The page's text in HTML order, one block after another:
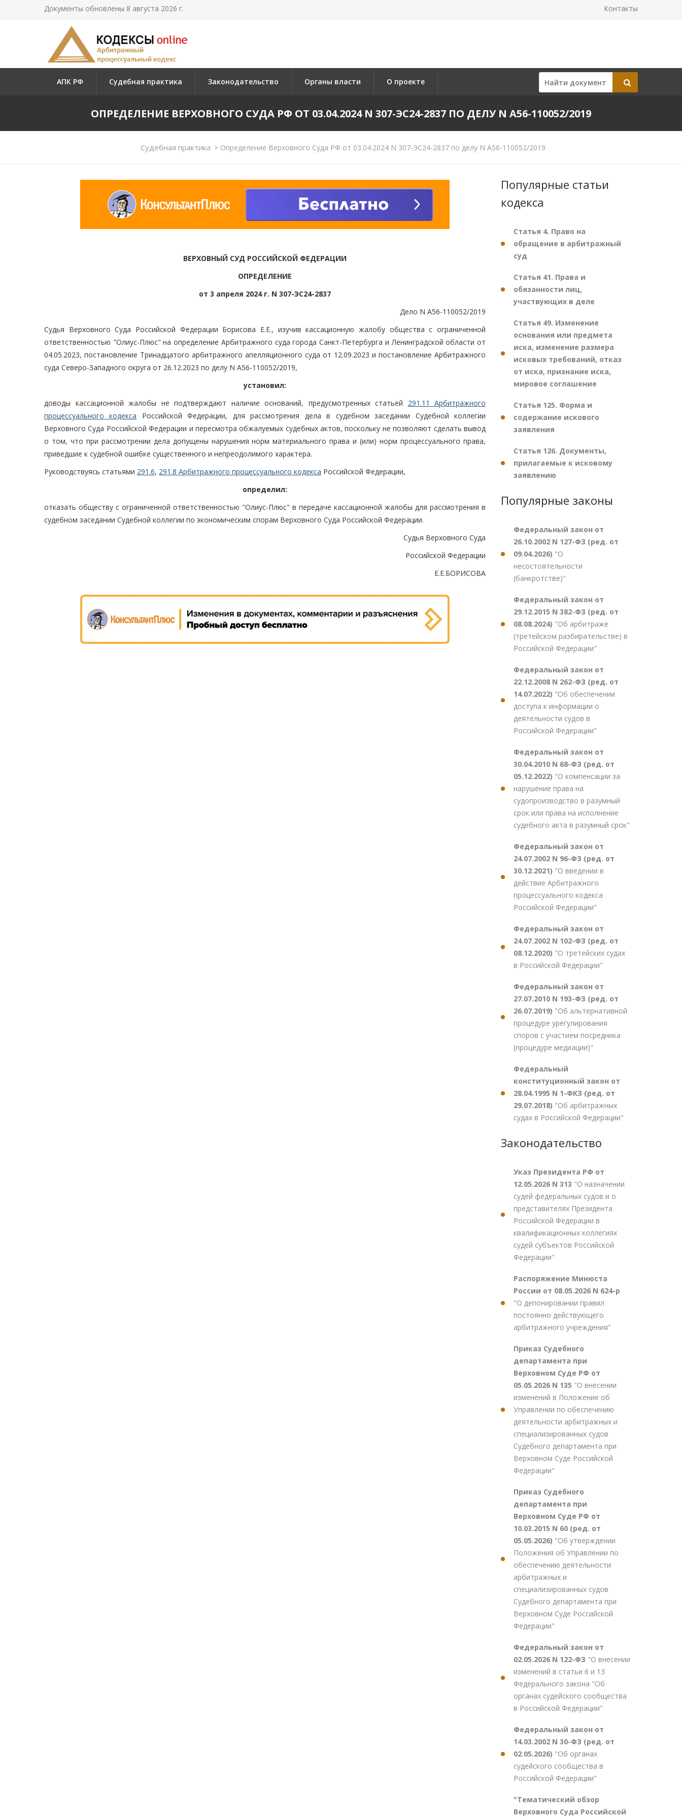
Документы обновлены 8 августа 2026 г. Контакты
АПК РФ Судебная практика Законодательство Органы власти О проекте
ОПРЕДЕЛЕНИЕ ВЕРХОВНОГО СУДА РФ ОТ 03.04.2024 N 307-ЭС24-2837 ПО ДЕЛУ N А56-110052/2019
Судебная практика >Определение Верховного Суда РФ от 03.04.2024 N 307-ЭС24-2837 по делу N А56-110052/2019
ВЕРХОВНЫЙ СУД РОССИЙСКОЙ ФЕДЕРАЦИИ
ОПРЕДЕЛЕНИЕ
от 3 апреля 2024 г. N 307-ЭС24-2837
Дело N А56-110052/2019
Судья Верховного Суда Российской Федерации Борисова Е.Е., изучив кассационную жалобу общества с ограниченной
ответственностью "Олиус-Плюс" на определение Арбитражного суда города Санкт-Петербурга и Ленинградской области от
04.05.2023, постановление Тринадцатого арбитражного апелляционного суда от 12.09.2023 и постановление Арбитражного
суда Северо-Западного округа от 26.12.2023 по делу N А56-110052/2019,
установил:
доводы кассационной жалобы не подтверждают наличие оснований, предусмотренных статьей 291.11 Арбитражного
процессуального кодекса Российской Федерации, для рассмотрения дела в судебном заседании Судебной коллегии
Верховного Суда Российской Федерации и пересмотра обжалуемых судебных актов, поскольку не позволяют сделать вывод
о том, что при рассмотрении дела допущены нарушения норм материального права и (или) норм процессуального права,
приведшие к судебной ошибке существенного и непреодолимого характера.
Руководствуясь статьями 291.6, 291.8 Арбитражного процессуального кодекса Российской Федерации,
определил:
отказать обществу с ограниченной ответственностью "Олиус-Плюс" в передаче кассационной жалобы для рассмотрения в
судебном заседании Судебной коллегии по экономическим спорам Верховного Суда Российской Федерации.
Судья Верховного Суда
Российской Федерации
Е.Е.БОРИСОВА
Популярные статьи
кодекса
Статья 4. Право на
обращение в арбитражный
суд
Статья 41. Права и
обязанности лиц,
участвующих в деле
Статья 49. Изменение
основания или предмета
иска, изменение размера
исковых требований, отказ
от иска, признание иска,
мировое соглашение
Статья 125. Форма и
содержание искового
заявления
Статья 126. Документы,
прилагаемые к исковому
заявлению
Популярные законы
Федеральный закон от
26.10.2002 N 127-ФЗ (ред. от
09.04.2026) "О
несостоятельности
(банкротстве)"
Федеральный закон от
29.12.2015 N 382-ФЗ (ред. от
08.08.2024) "Об арбитраже
(третейском разбирательстве) в
Российской Федерации"
Федеральный закон от
22.12.2008 N 262-ФЗ (ред. от
14.07.2022) "Об обеспечении
доступа к информации о
деятельности судов в
Российской Федерации"
Федеральный закон от
30.04.2010 N 68-ФЗ (ред. от
05.12.2022) "О компенсации за
нарушение права на
судопроизводство в разумный
срок или права на исполнение
судебного акта в разумный срок"
Федеральный закон от
24.07.2002 N 96-ФЗ (ред. от
30.12.2021) "О введении в
действие Арбитражного
процессуального кодекса
Российской Федерации"
Федеральный закон от
24.07.2002 N 102-ФЗ (ред. от
08.12.2020) "О третейских судах
в Российской Федерации"
Федеральный закон от
27.07.2010 N 193-ФЗ (ред. от
26.07.2019) "Об альтернативной
процедуре урегулирования
споров с участием посредника
(процедуре медиации)"
Федеральный
конституционный закон от
28.04.1995 N 1-ФКЗ (ред. от
29.07.2018) "Об арбитражных
судах в Российской Федерации"
Законодательство
Указ Президента РФ от
12.05.2026 N 313 "О назначении
судей федеральных судов и о
представителях Президента
Российской Федерации в
квалификационных коллегиях
судей субъектов Российской
Федерации"
Распоряжение Минюста
России от 08.05.2026 N 624-р
"О депонировании правил
постоянно действующего
арбитражного учреждения"
Приказ Судебного
департамента при
Верховном Суде РФ от
05.05.2026 N 135 "О внесении
изменений в Положение об
Управлении по обеспечению
деятельности арбитражных и
специализированных судов
Судебного департамента при
Верховном Суде Российской
Федерации"
Приказ Судебного
департамента при
Верховном Суде РФ от
10.03.2015 N 60 (ред. от
05.05.2026) "Об утверждении
Положения об Управлении по
обеспечению деятельности
арбитражных и
специализированных судов
Судебного департамента при
Верховном Суде Российской
Федерации"
Федеральный закон от
02.05.2026 N 122-ФЗ "О внесении
изменений в статьи 6 и 13
Федерального закона "Об
органах судейского сообщества
в Российской Федерации"
Федеральный закон от
14.03.2002 N 30-ФЗ (ред. от
02.05.2026) "Об органах
судейского сообщества в
Российской Федерации"
"Тематический обзор
Верховного Суда Российской